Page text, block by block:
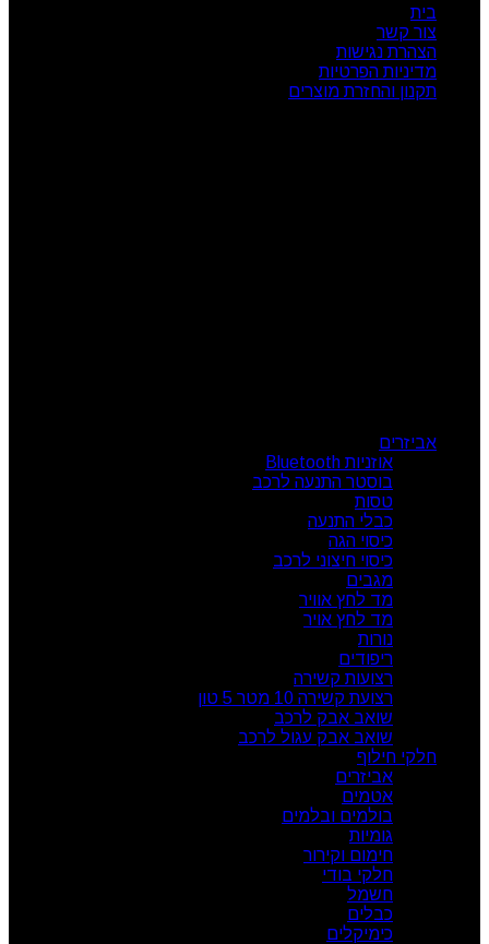
בית
צור קשר
הצהרת נגישות
מדיניות הפרטיות
תקנון והחזרת מוצרים
אביזרים
אוזניות Bluetooth
בוסטר התנעה לרכב
טסות
כבלי התנעה
כיסוי הגה
כיסוי חיצוני לרכב
מגבים
מד לחץ אוויר
מד לחץ אויר
נורות
ריפודים
רצועות קשירה
רצועת קשירה 10 מטר 5 טון
שואב אבק לרכב
שואב אבק עגול לרכב
חלקי חילוף
אביזרים
אטמים
בולמים ובלמים
גומיות
חימום וקירור
חלקי בודי
חשמל
כבלים
כימיקלים